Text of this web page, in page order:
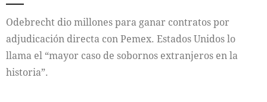
Odebrecht dio millones para ganar contratos por
adjudicación directa con Pemex. Estados Unidos lo
llama el “mayor caso de sobornos extranjeros en la
historia”.